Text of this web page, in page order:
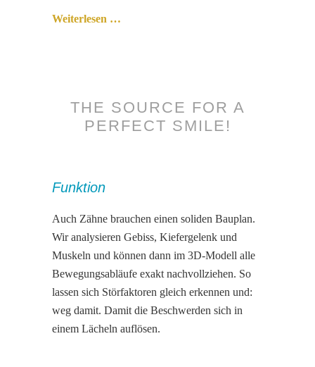
Weiterlesen …
THE SOURCE FOR A
PERFECT SMILE!
Funktion
Auch Zähne brauchen einen soliden Bauplan.
Wir analysieren Gebiss, Kiefergelenk und
Muskeln und können dann im 3D-Modell alle
Bewegungsabläufe exakt nachvollziehen. So
lassen sich Störfaktoren gleich erkennen und:
weg damit. Damit die Beschwerden sich in
einem Lächeln auflösen.